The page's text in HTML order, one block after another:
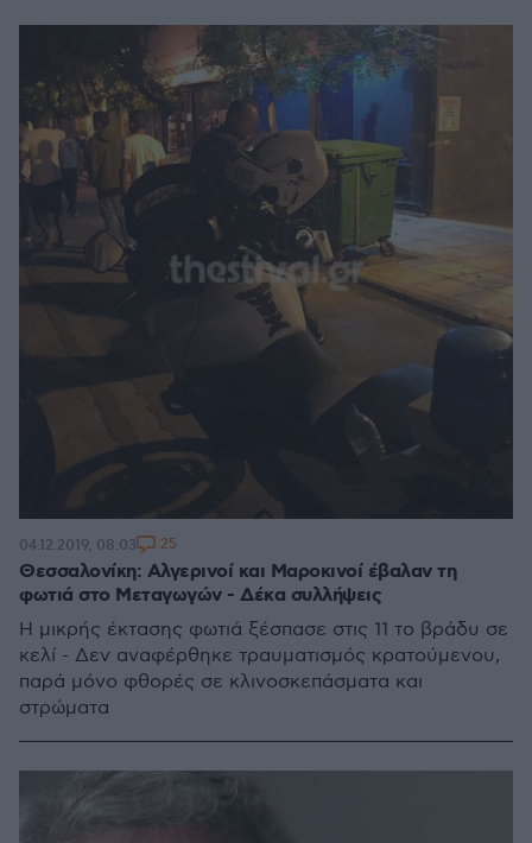
Θεσσαλονίκη: Αλγερινοί και Μαροκινοί έβαλαν τη
φωτιά στο Μεταγωγών - Δέκα συλλήψεις
Η μικρής έκτασης φωτιά ξέσπασε στις 11 το βράδυ σε
κελί - Δεν αναφέρθηκε τραυματισμός κρατούμενου,
παρά μόνο φθορές σε κλινοσκεπάσματα και
στρώματα
04.12.2019, 08:03 25